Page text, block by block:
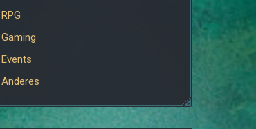
RPG
Gaming
Events
Anderes